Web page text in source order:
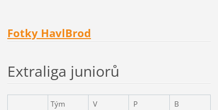
Fotky HavlBrod
Extraliga juniorů
Tým V P
B